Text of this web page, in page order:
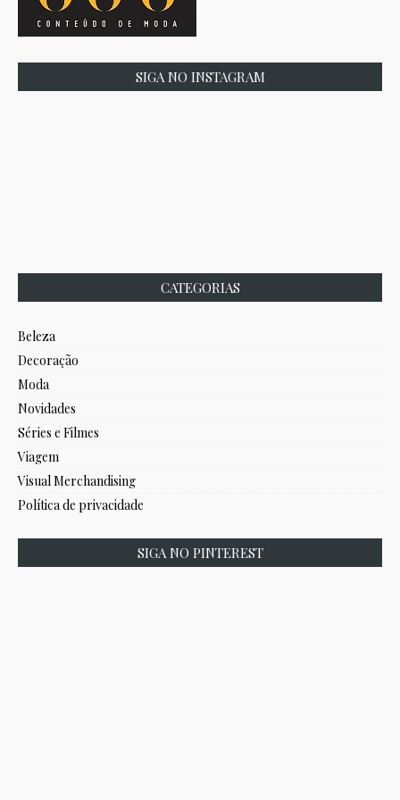
SIGA NO INSTAGRAM
CATEGORIAS
Beleza
Decoração
Moda
Novidades
Séries e Filmes
Viagem
Visual Merchandising
Política de privacidade
SIGA NO PINTEREST